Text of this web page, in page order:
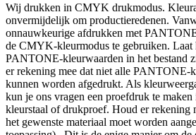
Wij drukken in CMYK drukmodus.
onvermijdelijk om productieredenen.
onnauwkeurige afdrukken met
de CMYK-kleurmodus te gebruiken. Laat
PANTONE-kleurwaarden in het bestand
er rekening mee dat niet alle PANTONE-
kunnen worden afgedrukt. Als
kun je ons vragen een proefdruk te
kleurstaal of drukproef. Houd er rekening
het gewenste materiaal moet worden